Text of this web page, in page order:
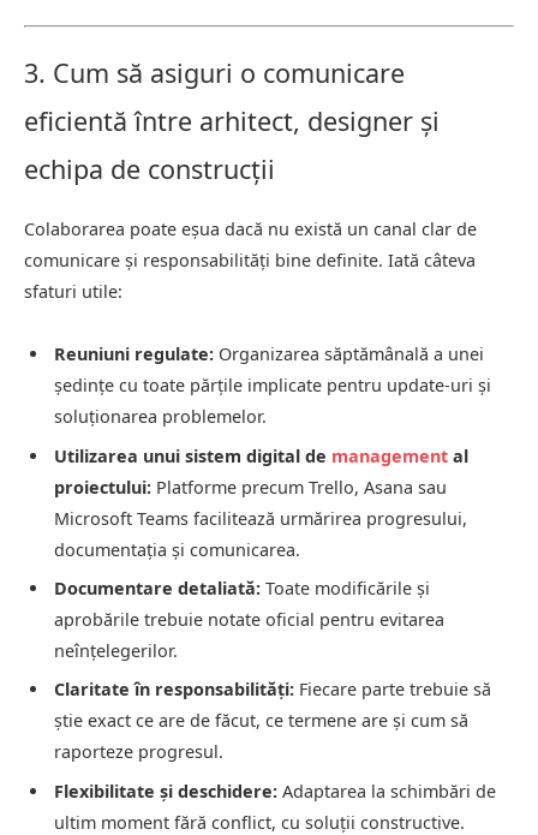
3. Cum să asiguri o comunicare
eficientă între arhitect, designer și
echipa de construcții
Colaborarea poate eșua dacă nu există un canal clar de
comunicare și responsabilități bine definite. Iată câteva
sfaturi utile:
Reuniuni regulate: Organizarea săptămânală a unei
ședințe cu toate părțile implicate pentru update-uri și
soluționarea problemelor.
Utilizarea unui sistem digital de management al
proiectului: Platforme precum Trello, Asana sau
Microsoft Teams facilitează urmărirea progresului,
documentația și comunicarea.
Documentare detaliată: Toate modificările și
aprobările trebuie notate oficial pentru evitarea
neînțelegerilor.
Claritate în responsabilități: Fiecare parte trebuie să
știe exact ce are de făcut, ce termene are și cum să
raporteze progresul.
Flexibilitate și deschidere: Adaptarea la schimbări de
ultim moment fără conflict, cu soluții constructive.